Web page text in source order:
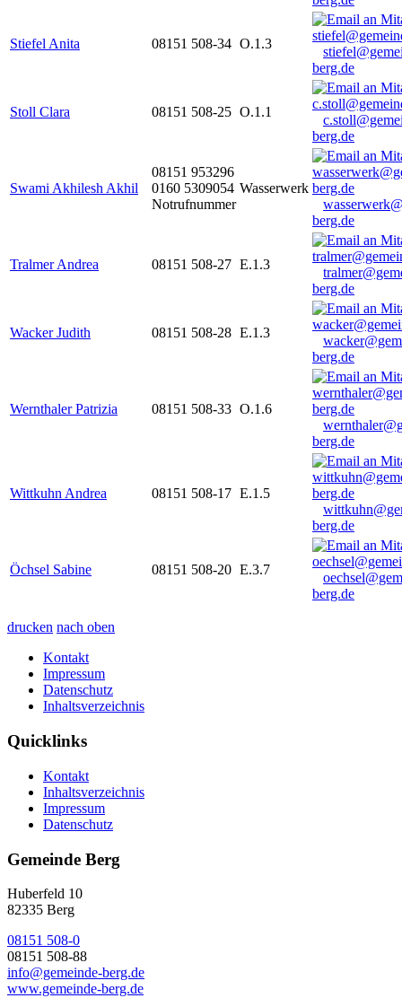
Stiefel Anita 08151 508-34 O.1.3
berg.de
Stoll Clara 08151 508-25 O.1.1
berg.de
Swami Akhilesh Akhil
08151 953296
0160 5309054
Notrufnummer
Wasserwerk
berg.de
Tralmer Andrea 08151 508-27 E.1.3
berg.de
Wacker Judith 08151 508-28 E.1.3
berg.de
Wernthaler Patrizia 08151 508-33 O.1.6
berg.de
Wittkuhn Andrea 08151 508-17 E.1.5
berg.de
Öchsel Sabine 08151 508-20 E.3.7
berg.de
drucken nach oben
Kontakt
Impressum
Datenschutz
Inhaltsverzeichnis
Quicklinks
Kontakt
Inhaltsverzeichnis
Impressum
Datenschutz
Gemeinde Berg
Huberfeld 10
82335 Berg
08151 508-0
08151 508-88
info@gemeinde-berg.de
www.gemeinde-berg.de